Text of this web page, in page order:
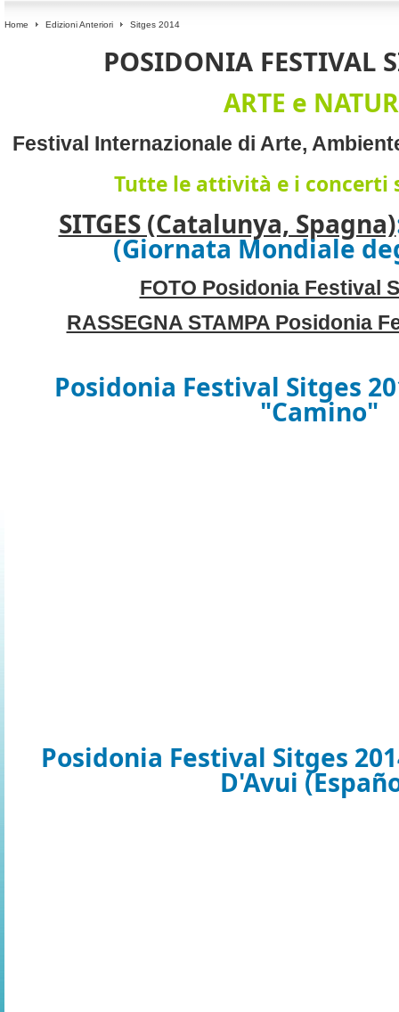
Home Edizioni Anteriori Sitges 2014
POSIDONIA FESTIVAL
ARTE e
Festival Internazionale di Arte,
Tutte le attività e i concerti
SITGES (Catalunya, Spagna)
(Giornata Mondiale
FOTO Posidonia Festival
RASSEGNA STAMPA Posidonia
Posidonia Festival Sitges
"Camino"
Posidonia Festival Sitges
D'Avui